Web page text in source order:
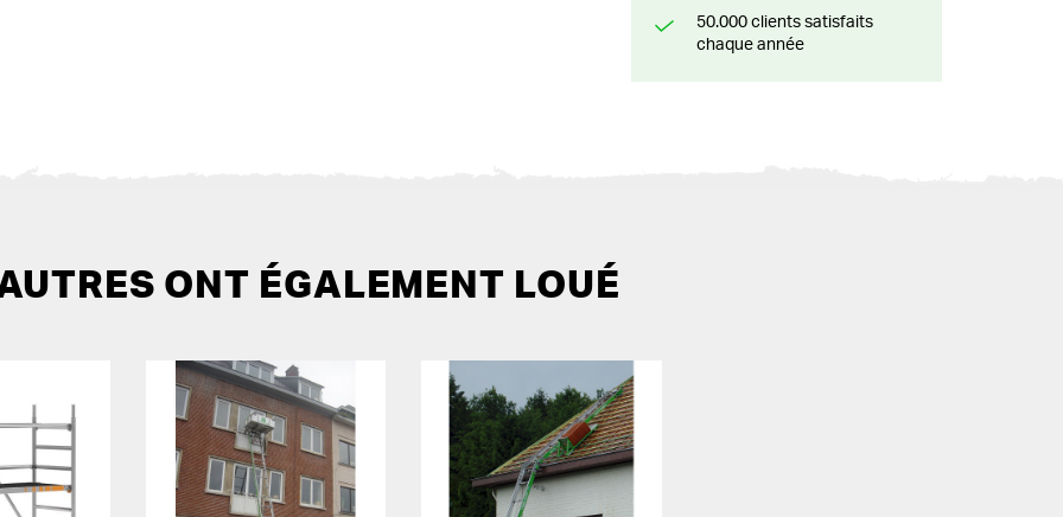
50.000 clients satisfaits
chaque année
ONT ÉGALEMENT LOUÉ